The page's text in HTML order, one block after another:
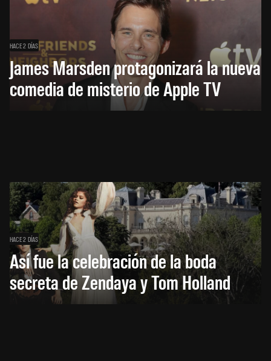
HACE 2 DÍAS
James Marsden protagonizará la nueva
comedia de misterio de Apple TV
HACE 2 DÍAS
Así fue la celebración de la boda
secreta de Zendaya y Tom Holland